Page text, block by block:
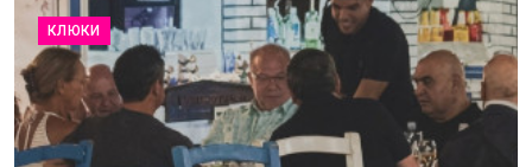
КЛЮКИ